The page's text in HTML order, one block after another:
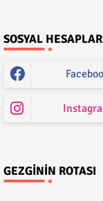
SOSYAL
GEZGININ ROTASI